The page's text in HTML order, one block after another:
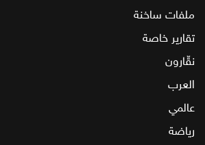
ملفات ساخنة
تقارير خاصة
نقّارون
العرب
عالمي
رياضة